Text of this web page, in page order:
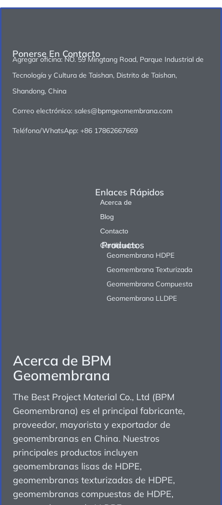
Acerca de BPM
Geomembrana
The Best Project Material Co., Ltd (BPM
Geomembrana) es el principal fabricante,
proveedor, mayorista y exportador de
geomembranas en China. Nuestros
principales productos incluyen
geomembranas lisas de HDPE,
geomembranas texturizadas de HDPE,
geomembranas compuestas de HDPE,
Enlaces Rápidos
Acerca de
Blog
Contacto
Certificados
Productos
Geomembrana HDPE
Geomembrana Texturizada
Geomembrana Compuesta
Geomembrana LLDPE
Ponerse En Contacto
Agregar oficina: NO. 59 Mingtang Road, Parque Industrial de
Tecnología y Cultura de Taishan, Distrito de Taishan,
Shandong, China
Correo electrónico: sales@bpmgeomembrana.com
Teléfono/WhatsApp: +86 17862667669